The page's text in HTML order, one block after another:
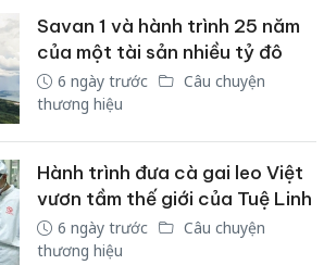
Savan 1 và hành trình 25 năm
của một tài sản nhiều tỷ đô
6 ngày trước
Câu chuyện
thương hiệu
Hành trình đưa cà gai leo Việt
vươn tầm thế giới của Tuệ Linh
6 ngày trước
Câu chuyện
thương hiệu